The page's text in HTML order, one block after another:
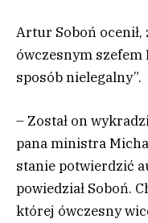
Artur Soboń
ówczesnym szefem
sposób nielegalny”.
– Został on
pana ministra
stanie potwierdzić
powiedział Soboń.
której ówczesny